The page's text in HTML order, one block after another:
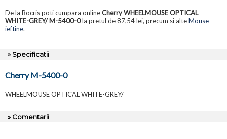
De la Bocris poti cumpara onlineCherry WHEELMOUSE OPTICAL
WHITE-GREY/ M-5400-0la pretul de 87,54 lei, precum si alteMouse
ieftine.
» Specificatii
Cherry M-5400-0
WHEELMOUSE OPTICAL WHITE-GREY/
» Comentarii